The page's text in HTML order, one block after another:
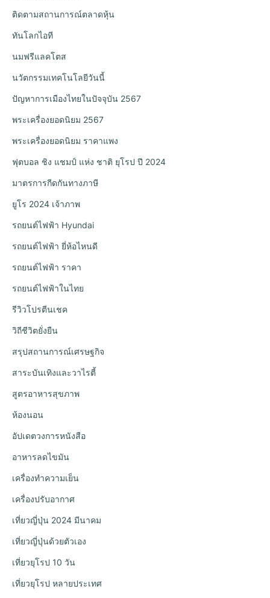
ติดตามสถานการณ์ตลาดหุ้น
ทันโลกไอที
นมฟรีแลคโตส
นวัตกรรมเทคโนโลยีวันนี้
ปัญหาการเมืองไทยในปัจจุบัน 2567
พระเครื่องยอดนิยม 2567
พระเครื่องยอดนิยม ราคาแพง
ฟุตบอล ชิง แชมป์ แห่ง ชาติ ยุโรป ปี 2024
มาตรการกีดกันทางภาษี
ยูโร 2024 เจ้าภาพ
รถยนต์ไฟฟ้า Hyundai
รถยนต์ไฟฟ้า ยี่ห้อไหนดี
รถยนต์ไฟฟ้า ราคา
รถยนต์ไฟฟ้าในไทย
รีวิวโปรตีนเชค
วิถีชีวิตยั่งยืน
สรุปสถานการณ์เศรษฐกิจ
สาระบันเทิงและวาไรตี้
สูตรอาหารสุขภาพ
ห้องนอน
อัปเดตวงการหนังสือ
อาหารลดไขมัน
เครื่องทำความเย็น
เครื่องปรับอากาศ
เที่ยวญี่ปุ่น 2024 มีนาคม
เที่ยวญี่ปุ่นด้วยตัวเอง
เที่ยวยุโรป 10 วัน
เที่ยวยุโรป หลายประเทศ